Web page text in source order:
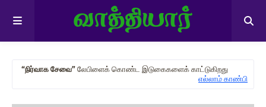
நிர்வாக சேவை லேபிளைக் கொண்ட இடுகைகளைக் காட்டுகிறது
எல்லாம் காண்பி